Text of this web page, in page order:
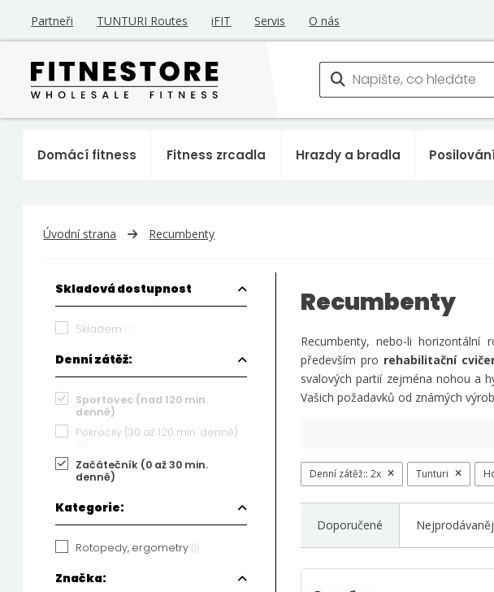
Partneři TUNTURI Routes iFIT Servis O nás
Domácí fitness Fitness zrcadla Hrazdy a bradla
Úvodní strana Recumbenty
Skladová dostupnost
Skladem
Denní zátěž:
Sportovec (nad 120 min.
denně)
Pokročilý (30 až 120 min. denně)
Začátečník (0 až 30 min.
denně)
Kategorie:
Rotopedy, ergometry (1)
Značka:
Recumbenty
Recumbenty, nebo-li
především pro rehabilitační cvič
svalových partií zejména nohou a
Vašich požadavků od známých
Denní zátěž::2x Tunturi
Doporučené